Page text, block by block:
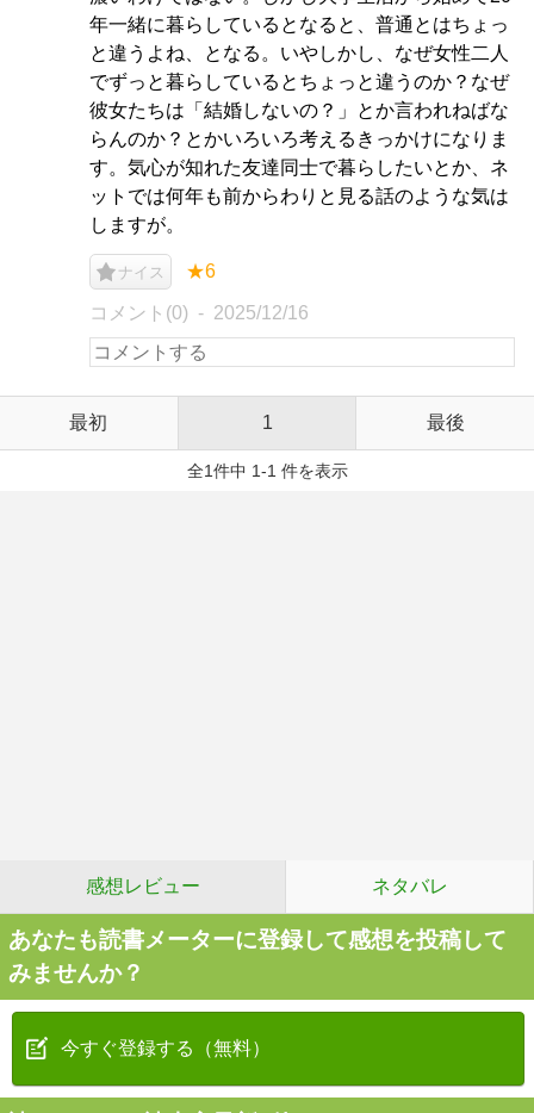
年一緒に暮らしているとなると、普通とはちょっ
と違うよね、となる。いやしかし、なぜ女性二人
でずっと暮らしているとちょっと違うのか？なぜ
彼女たちは「結婚しないの？」とか言われねばな
らんのか？とかいろいろ考えるきっかけになりま
す。気心が知れた友達同士で暮らしたいとか、ネ
ットでは何年も前からわりと見る話のような気は
しますが。
ナイス ★6
コメント(0) 2025/12/16
最初 1 最後
全1件中 1-1 件を表示
感想レビュー ネタバレ
あなたも読書メーターに登録して感想を投稿して
みませんか？
今すぐ登録する（無料）